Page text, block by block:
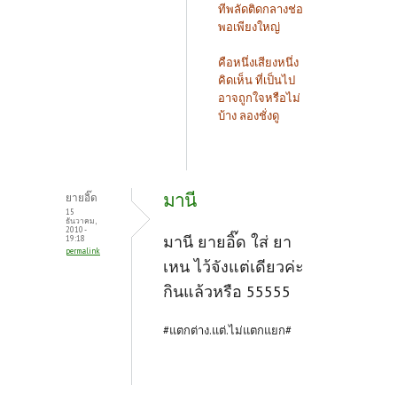
ทีพลัดติดกลางช่อ
พอเพียงใหญ่
คือหนึ่งเสียงหนึ่ง
คิดเห็น ที่เป็นไป
อาจถูกใจหรือไม่
บ้าง ลองชั่งดู
ยายอิ๊ด
15
ธันวาคม,
2010 -
19:18
permalink
มานี
มานี ยายอิ๊ด ใส่ ยา
เหน ไว้จังแต่เดียวค่ะ
กินแล้วหรือ 55555
#แตกต่าง.แต่.ไม่แตกแยก#